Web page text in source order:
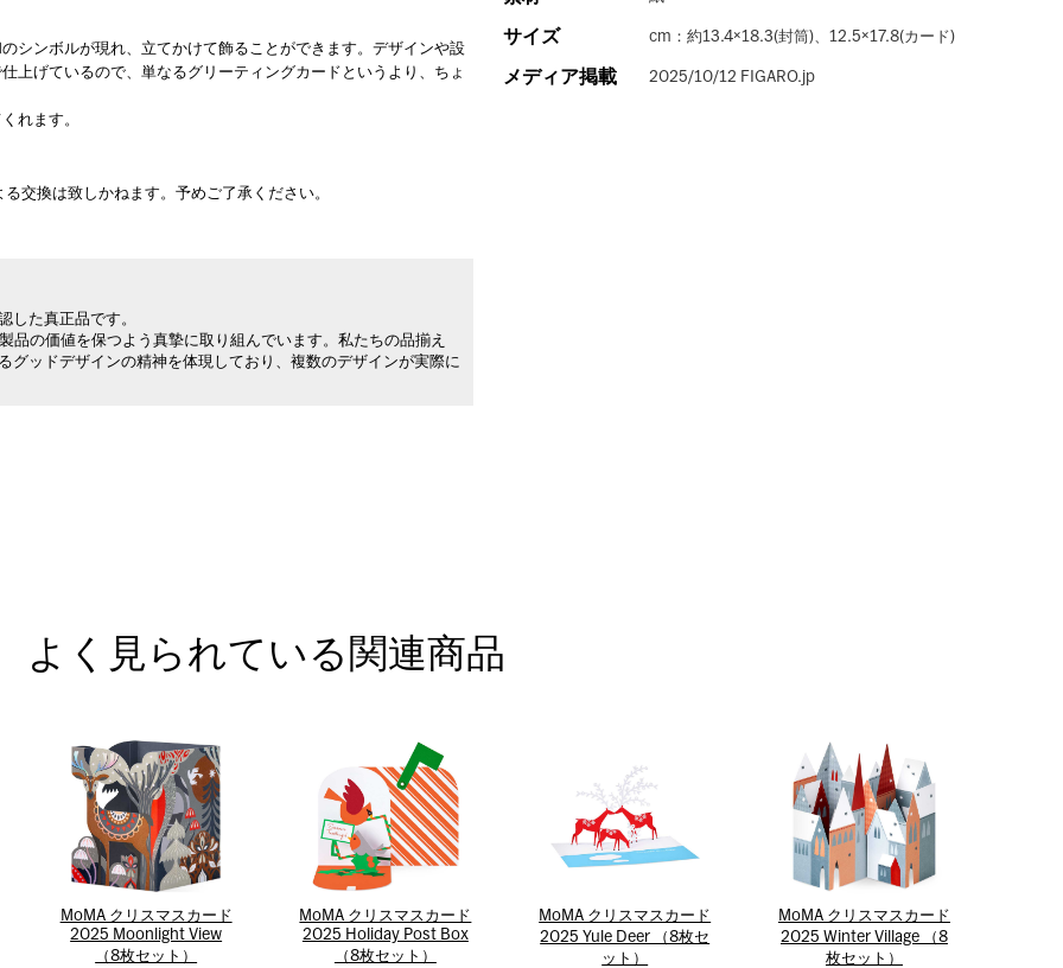
シンボルが現れ、立てかけて飾ることができます。デザインや設
上げているので、単なるグリーティングカードというより、ちょ
れます。
交換は致しかねます。予めご了承ください。
した真正品です。
の価値を保つよう真摯に取り組んでいます。私たちの品揃え
ッドデザインの精神を体現しており、複数のデザインが実際に
サイズ cm：約13.4×18.3(封筒)、12.5×17.8(カード)
メディア掲載 2025/10/12 FIGARO.jp
よく見られている関連商品
MoMA クリスマスカード
2025 Moonlight View
（8枚セット）
MoMA クリスマスカード
2025 Holiday Post Box
（8枚セット）
MoMA クリスマスカード
2025 Yule Deer （8枚セ
ット）
MoMA クリスマスカード
2025 Winter Village （8
枚セット）